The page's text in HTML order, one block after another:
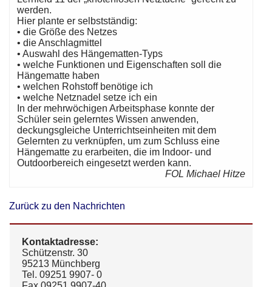
werden.
Hier plante er selbstständig:
• die Größe des Netzes
• die Anschlagmittel
• Auswahl des Hängematten-Typs
• welche Funktionen und Eigenschaften soll die
Hängematte haben
• welchen Rohstoff benötige ich
• welche Netznadel setze ich ein
In der mehrwöchigen Arbeitsphase konnte der
Schüler sein gelerntes Wissen anwenden,
deckungsgleiche Unterrichtseinheiten mit dem
Gelernten zu verknüpfen, um zum Schluss eine
Hängematte zu erarbeiten, die im Indoor- und
Outdoorbereich eingesetzt werden kann.
FOL Michael Hitze
Zurück zu den Nachrichten
Kontaktadresse:
Schützenstr. 30
95213 Münchberg
Tel. 09251 9907- 0